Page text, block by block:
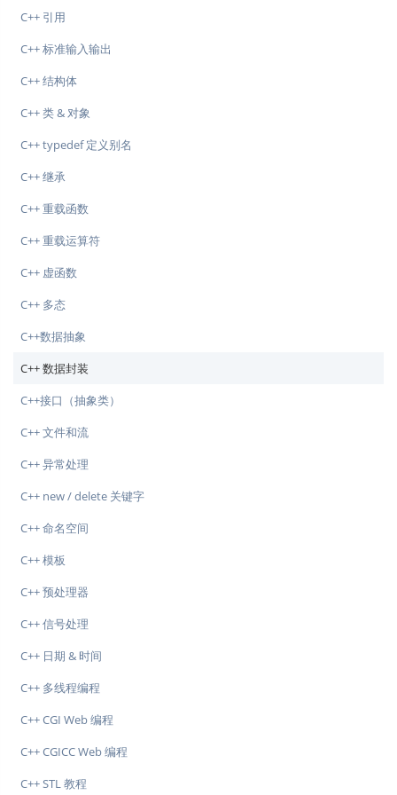
C++ 引用
C++ 标准输入输出
C++ 结构体
C++ 类 & 对象
C++ typedef 定义别名
C++ 继承
C++ 重载函数
C++ 重载运算符
C++ 虚函数
C++ 多态
C++数据抽象
C++ 数据封装
C++接口（抽象类）
C++ 文件和流
C++ 异常处理
C++ new / delete 关键字
C++ 命名空间
C++ 模板
C++ 预处理器
C++ 信号处理
C++ 日期 & 时间
C++ 多线程编程
C++ CGI Web 编程
C++ CGICC Web 编程
C++ STL 教程